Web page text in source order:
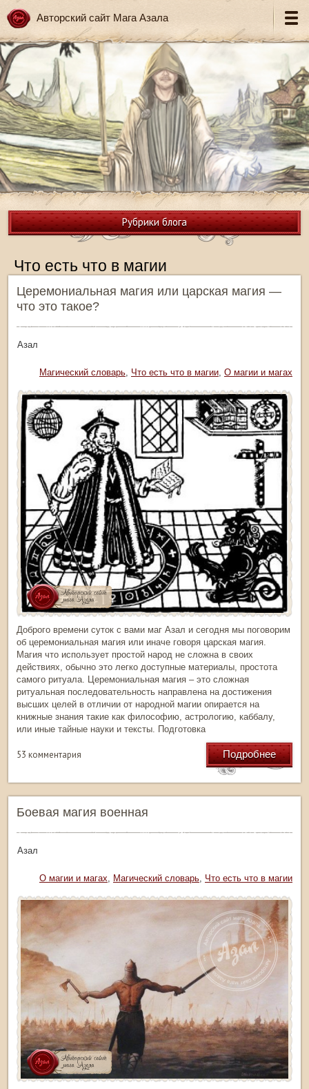
Авторский сайт Мага Азала
Рубрики блога
Что есть что в магии
Церемониальная магия или царская магия —
что это такое?
Азал
Магический словарь Что есть что в магии О магии и магах
Доброго времени суток с вами маг Азал и сегодня мы поговорим
об церемониальная магия или иначе говоря царская магия.
Магия что использует простой народ не сложна в своих
действиях, обычно это легко доступные материалы, простота
самого ритуала. Церемониальная магия – это сложная
ритуальная последовательность направлена на достижения
высших целей в отличии от народной магии опирается на
книжные знания такие как философию, астрологию, каббалу,
или иные тайные науки и тексты. Подготовка
53 комментария Подробнее
Боевая магия военная
Азал
О магии и магах, Магический словарь, Что есть что в магии